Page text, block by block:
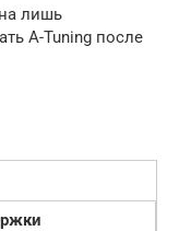
лишь
A-Tuning после